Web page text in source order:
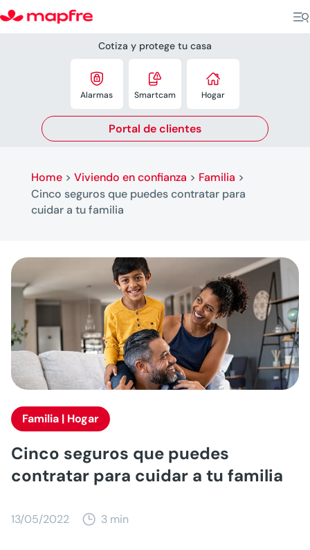
Cotiza y protege tu casa

Alarmas

Smartcam

Hogar
Portal de clientes
Home> Viviendo en confianza > Familia >
Cinco seguros que puedes contratar para
cuidar a tu familia
Familia | Hogar
Cinco seguros que puedes
contratar para cuidar a tu familia
13/05/2022 3 min